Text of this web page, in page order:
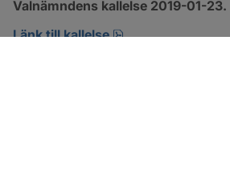
Valnämndens kallelse 2019-01-23.
Länk till kallelse
pdf.